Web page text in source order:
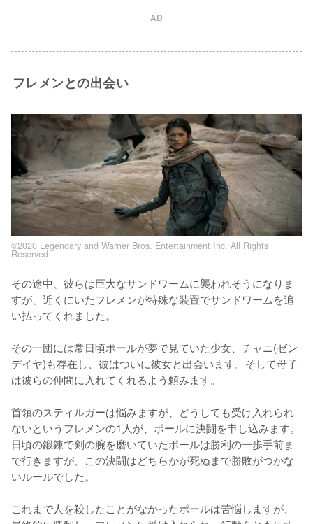
AD
フレメンとの出会い
©2020 Legendary and Warner Bros. Entertainment Inc. All Rights
Reserved
その途中、彼らは巨大なサンドワームに襲われそうになりま
すが、近くにいたフレメンが特殊な装置でサンドワームを追
い払ってくれました。
その一団には常日頃ポールが夢で見ていた少女、チャニ(ゼン
デイヤ)も存在し、彼はついに彼女と出会います。そして母子
は彼らの仲間に入れてくれるよう頼みます。
首領のスティルガーは悩みますが、どうしても受け入れられ
ないというフレメンの1人が、ポールに決闘を申し込みます。
日頃の鍛錬で剣の腕を磨いていたポールは勝利の一歩手前ま
で行きますが、この決闘はどちらかが死ぬまで勝敗がつかな
いルールでした。
これまで人を殺したことがなかったポールは苦悩しますが、